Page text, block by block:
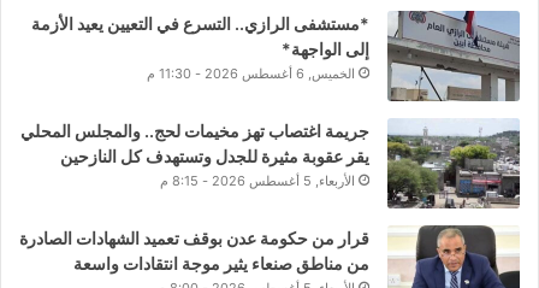
*مستشفى الرازي.. التسرع في التعيين يعيد الأزمة
إلى الواجهة*
الخميس, 6 أغسطس 2026 - 11:30 م
جريمة اغتصاب تهز مخيمات لحج.. والمجلس المحلي
يقر عقوبة مثيرة للجدل وتستهدف كل النازحين
الأربعاء, 5 أغسطس 2026 - 8:15 م
قرار من حكومة عدن بوقف تعميد الشهادات الصادرة
من مناطق صنعاء يثير موجة انتقادات واسعة